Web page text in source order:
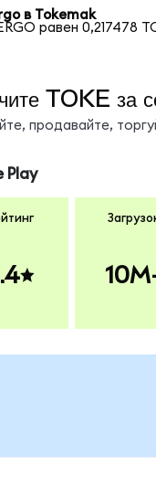
в Tokemak
равен 0,217478
TOKE за
продавайте,
Play